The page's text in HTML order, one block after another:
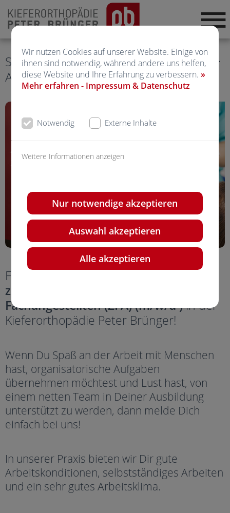
Stellenangebote · Freie Stelle · Karriere ·
Ausbildung
Freie Stelle ab sofortAusbildungsplatz
zur zahnmedizinischen
Fachangestellten (ZFA) (m/w/d )in der
Kieferorthopädie Peter Brünger!
Wenn Du Spaß an der Arbeit mit Menschen
hast, organisatorische Aufgaben
übernehmen möchtest und Lust hast, von
einem netten Team in Deiner Ausbildung
unterstützt zu werden, dann melde Dich
einfach bei uns!
In unserer Praxis bieten wir Dir gute
Arbeitskonditionen, selbstständiges Arbeiten
und ein sehr gutes Arbeitsklima.
Wir nutzen Cookies auf unserer Website. Einige von
ihnen sind notwendig, während andere uns helfen,
diese Website und Ihre Erfahrung zu verbessern.»
Mehr erfahren - Impressum & Datenschutz
Notwendig Externe Inhalte
Weitere Informationen anzeigen
Nur notwendige akzeptieren
Auswahl akzeptieren
Alle akzeptieren